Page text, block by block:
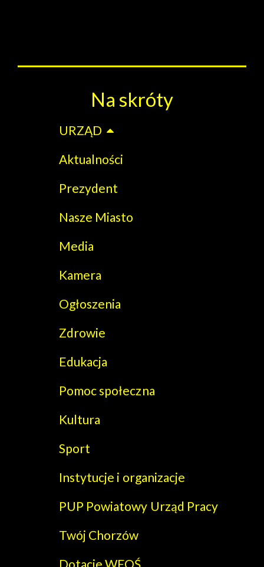
Na skróty
URZĄD
Aktualności
Prezydent
Nasze Miasto
Media
Kamera
Ogłoszenia
Zdrowie
Edukacja
Pomoc społeczna
Kultura
Sport
Instytucje i organizacje
PUP Powiatowy Urząd Pracy
Twój Chorzów
Dotacje WFOŚ